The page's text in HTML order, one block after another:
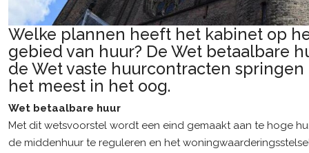
Welke plannen heeft het kabinet op
gebied van huur? De Wet betaalbare
de Wet vaste huurcontracten
het meest in het oog.
Wet betaalbare huur
Met dit wetsvoorstel wordt een eind gemaakt aan te hoge
de middenhuur te reguleren en het